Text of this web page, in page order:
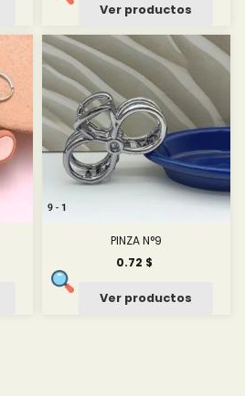
$
$
Ver productos
PINZA N°9
0.72 $
Ver productos